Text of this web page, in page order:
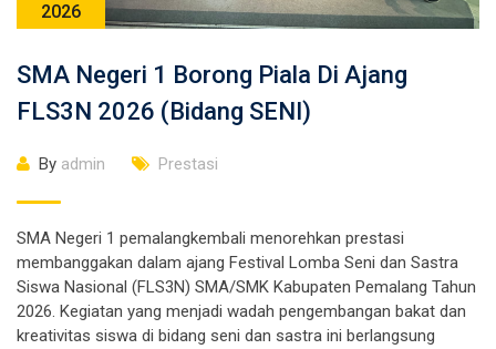
2026
SMA Negeri 1 Borong Piala Di Ajang
FLS3N 2026 (Bidang SENI)
By admin Prestasi
SMA Negeri 1 pemalangkembali menorehkan prestasi
membanggakan dalam ajang Festival Lomba Seni dan Sastra
Siswa Nasional (FLS3N) SMA/SMK Kabupaten Pemalang Tahun
2026. Kegiatan yang menjadi wadah pengembangan bakat dan
kreativitas siswa di bidang seni dan sastra ini berlangsung